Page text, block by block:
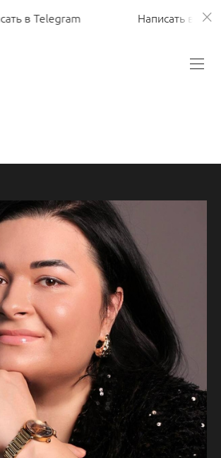
в Telegram Написать в